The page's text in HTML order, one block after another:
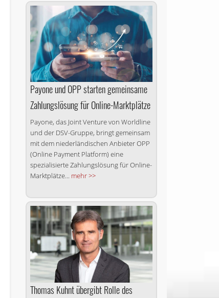
Payone und OPP starten gemeinsame
Zahlungslösung für Online-Marktplätze
Payone, das Joint Venture von Worldline
und der DSV-Gruppe, bringt gemeinsam
mit dem niederländischen Anbieter OPP
(Online Payment Platform) eine
spezialisierte Zahlungslösung für Online-
Marktplätze... mehr >>
Thomas Kuhnt übergibt Rolle des